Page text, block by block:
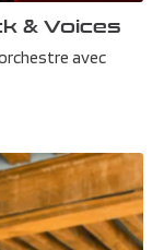
& Voices
avec